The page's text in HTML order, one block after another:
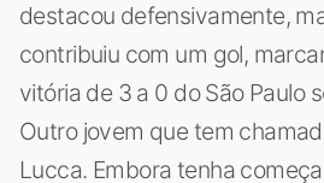
destacou defensivamente,
contribuiu com um gol,
vitória de 3 a 0 do São Paulo
Outro jovem que tem
Lucca. Embora tenha